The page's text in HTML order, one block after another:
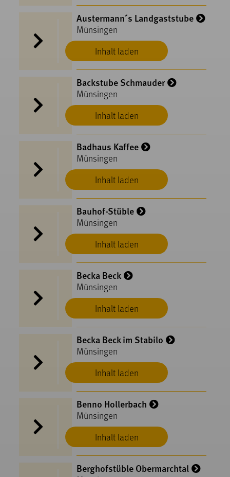
Inhalt laden
Austermann´s Landgaststube
Münsingen
Inhalt laden
Backstube Schmauder
Münsingen
Inhalt laden
Badhaus Kaffee
Münsingen
Inhalt laden
Bauhof-Stüble
Münsingen
Inhalt laden
Becka Beck
Münsingen
Inhalt laden
Becka Beck im Stabilo
Münsingen
Inhalt laden
Benno Hollerbach
Münsingen
Berghofstüble Obermarchtal